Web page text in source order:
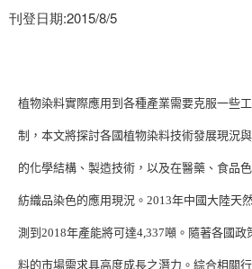
刊登日期:2015/8/5
植物染料實際應用到各種產業需要克服一些
制，本文將探討各國植物染料技術發展現況
的化學結構、製造技術，以及在醫藥、食品
紡織品染色的應用現況。2013年中國大陸天
測到2018年產能將可達4,337噸。隨著各國
料的市場需求具高度成長之潛力。綜合相關